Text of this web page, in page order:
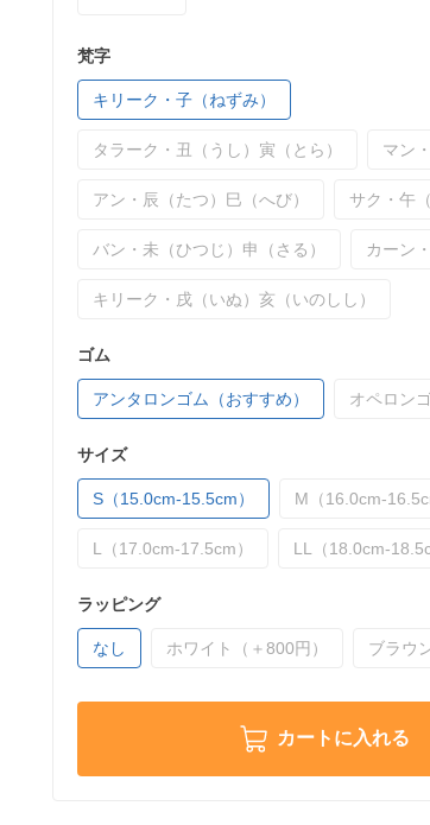
梵字
キリーク・子（ねずみ）
タラーク・丑（うし）寅（とら） マン
アン・辰（たつ）巳（へび） サク・午
バン・未（ひつじ）申（さる） カーン
キリーク・戌（いぬ）亥（いのしし）
ゴム
アンタロンゴム（おすすめ） オペロン
サイズ
S（15.0cm-15.5cm） M（16.0cm-
L（17.0cm-17.5cm） LL（18.0cm-
ラッピング
なし ホワイト（＋800円） ブラウ
カートに入れる